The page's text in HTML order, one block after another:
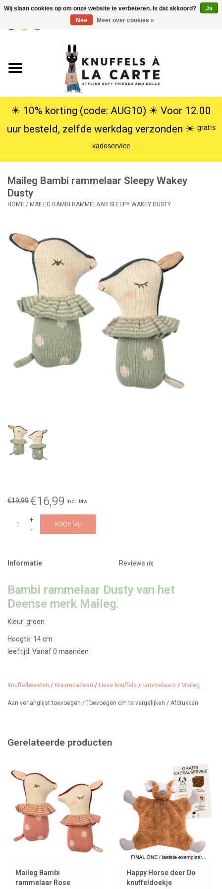
USD
Knuffels
Poppen
SALE
Cadeauservice
Lookbooks
☀︎ 10% korting (code: AUG10) ☀︎ Voor 12.00
uur besteld, zelfde werkdag verzonden ☀︎ ᵍʳᵃᵗⁱˢ
ᵏᵃᵈᵒˢᵉʳᵛⁱᶜᵉ
Maileg Bambi rammelaar Sleepy Wakey
Dusty
HOME / MAILEG BAMBI RAMMELAAR SLEEPY WAKEY DUSTY
€19,99€16,99 Incl. btw
+
-
KOOP MIJ
Informatie Reviews (0)
Bambi rammelaar Dusty van het
Deense merk Maileg.
Kleur: groen
Hoogte: 14 cm
leeftijd: Vanaf 0 maanden
Knuffelbeesten / Kraamcadeau / Lieve knuffels / rammelaars / Maileg
Aan verlanglijst toevoegen / Toevoegen om te vergelijken / Afdrukken
Gerelateerde producten
Maileg Bambi
rammelaar Rose
Happy Horse deer Do
knuffeldoekje
Wij slaan cookies op om onze website te verbeteren. Is dat akkoord?
Ja
Nee
Meer over cookies »